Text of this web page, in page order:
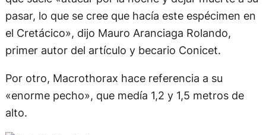
pasar, lo que se cree que hacía este espécimen en
el Cretácico», dijo Mauro Aranciaga Rolando,
primer autor del artículo y becario Conicet.
Por otro, Macrothorax hace referencia a su
«enorme pecho», que medía 1,2 y 1,5 metros de
alto.